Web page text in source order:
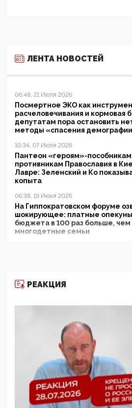
ЛЕНТА НОВОСТЕЙ
06:48, 21 Июля 2026
Посмертное ЭКО как
расчеловечивания и кормовая
депутатам пора остановить
методы «спасения
10:34, 07 Июля 2026
Пантеон «героям»-пособникам
противникам Православия в
Лавре: Зеленский и Ко
копыта
06:38, 19 Июня 2026
На Гиппократовском форуме
шокирующее: платные опекуны
бюджета в 100 раз больше, чем
многодетные семьи
11:53, 09 Июня 2026
деятельность ИИТО ЮНЕСКО в
цифроглобалисты продолжают
повестку в образовании
09:43, 01 Июня 2026
5G за счет здоровья граждан:
отобрать у регионов и
защищать жилые дома и
05:58, 26 Мая 2026
Роскомнадзор освободили от
РЕАКЦИЯ